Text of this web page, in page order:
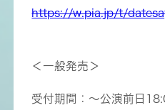
https://w.pia.jp/t/
＜一般発売＞
受付期間：〜公演前日